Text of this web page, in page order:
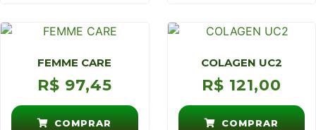
FEMME CARE
R$ 97,45
COMPRAR
COLAGEN UC2
R$ 121,00
COMPRAR